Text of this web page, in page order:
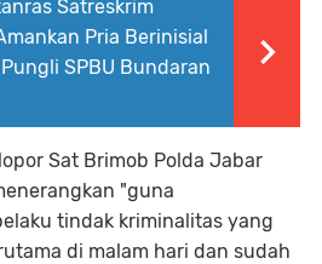
Satreskrim
Pria Berinisial
SPBU Bundaran
Sat Brimob Polda Jabar
"guna
tindak kriminalitas yang
di malam hari dan sudah